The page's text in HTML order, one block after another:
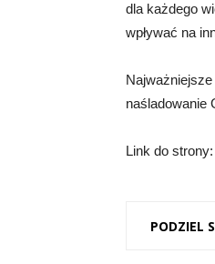
dla każdego
wpływać na
naśladowanie
Link do strony:
PODZIEL